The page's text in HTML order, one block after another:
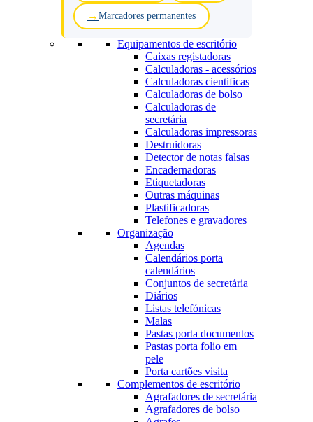
Marcadores permanentes
Equipamentos de escritório
Caixas registadoras
Calculadoras - acessórios
Calculadoras cientificas
Calculadoras de bolso
Calculadoras de
secretária
Calculadoras impressoras
Destruidoras
Detector de notas falsas
Encadernadoras
Etiquetadoras
Outras máquinas
Plastificadoras
Telefones e gravadores
Organização
Agendas
Calendários porta
calendários
Conjuntos de secretária
Diários
Listas telefónicas
Malas
Pastas porta documentos
Pastas porta folio em
pele
Porta cartões visita
Complementos de escritório
Agrafadores de secretária
Agrafadores de bolso